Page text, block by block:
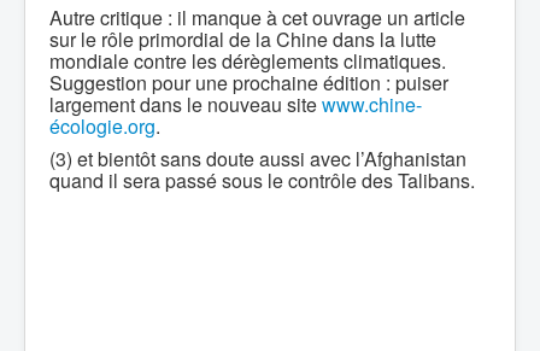
Autre critique : il manque à cet ouvrage un article
sur le rôle primordial de la Chine dans la lutte
mondiale contre les dérèglements climatiques.
Suggestion pour une prochaine édition : puiser
largement dans le nouveau sitewww.chine-
écologie.org.
(3) et bientôt sans doute aussi avec l’Afghanistan
quand il sera passé sous le contrôle des Talibans.